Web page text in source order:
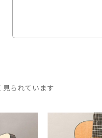
見られています